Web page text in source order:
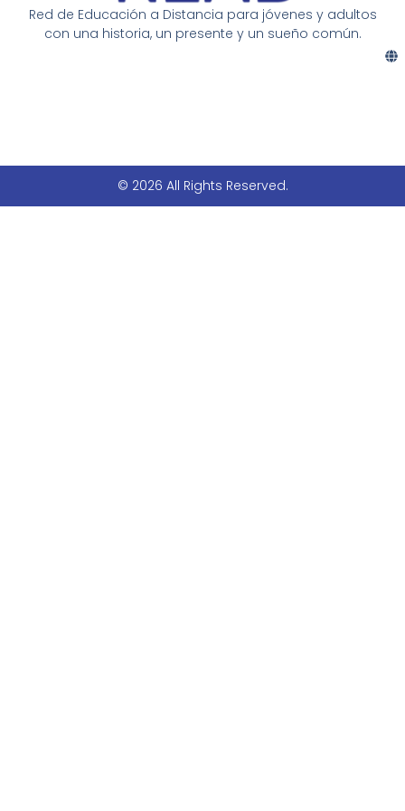
Red de Educación a Distancia para jóvenes y adultos
con una historia, un presente y un sueño común.
© 2026 All Rights Reserved.